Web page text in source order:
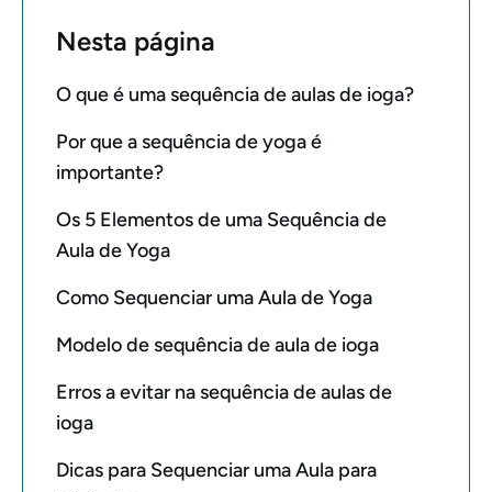
Nesta página
O que é uma sequência de aulas de ioga?
Por que a sequência de yoga é
importante?
Os 5 Elementos de uma Sequência de
Aula de Yoga
Como Sequenciar uma Aula de Yoga
Modelo de sequência de aula de ioga
Erros a evitar na sequência de aulas de
ioga
Dicas para Sequenciar uma Aula para